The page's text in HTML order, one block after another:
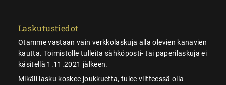
Laskutustiedot
Otamme vastaan vain verkkolaskuja alla olevien kanavien
kautta. Toimistolle tulleita sähköposti- tai paperilaskuja ei
käsitellä 1.11.2021 jälkeen.
Mikäli lasku koskee joukkuetta, tulee viitteessä olla